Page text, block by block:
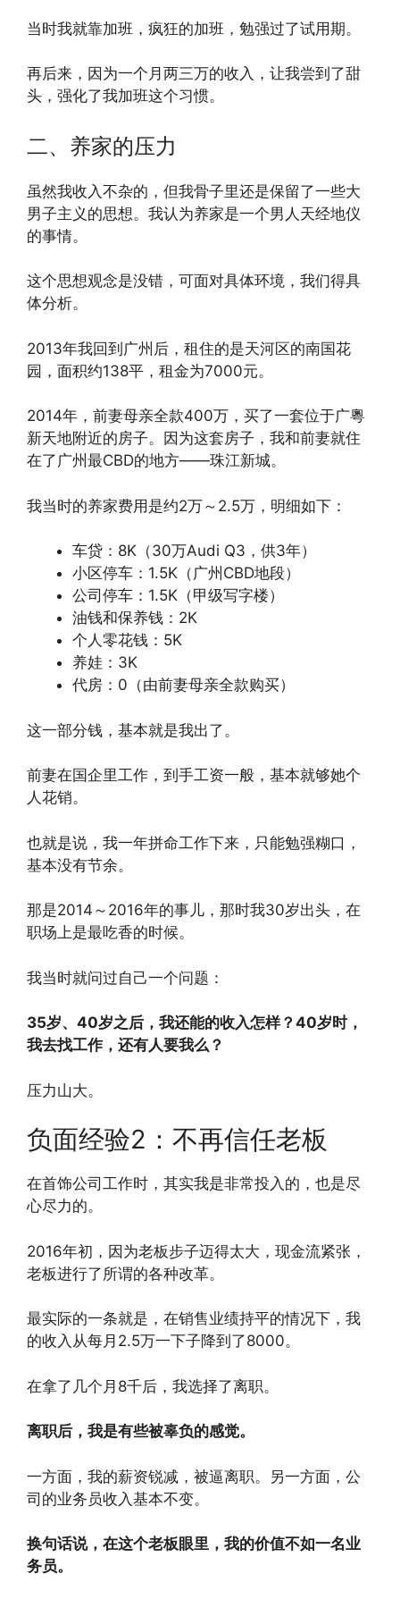
当时我就靠加班，疯狂的加班，勉强过了试用期。
再后来，因为一个月两三万的收入，让我尝到了甜
头，强化了我加班这个习惯。
二、养家的压力
虽然我收入不杂的，但我骨子里还是保留了一些大
男子主义的思想。我认为养家是一个男人天经地仪
的事情。
这个思想观念是没错，可面对具体环境，我们得具
体分析。
2013年我回到广州后，租住的是天河区的南国花
园，面积约138平，租金为7000元。
2014年，前妻母亲全款400万，买了一套位于广粵
新天地附近的房子。因为这套房子，我和前妻就住
在了广州最CBD的地方——珠江新城。
我当时的养家费用是约2万～2.5万，明细如下：
车贷：8K（30万Audi Q3，供3年）
小区停车：1.5K（广州CBD地段）
公司停车：1.5K（甲级写字楼）
油钱和保养钱：2K
个人零花钱：5K
养娃：3K
代房：0（由前妻母亲全款购买）
这一部分钱，基本就是我出了。
前妻在国企里工作，到手工资一般，基本就够她个
人花销。
也就是说，我一年拼命工作下来，只能勉强糊口，
基本没有节余。
那是2014～2016年的事儿，那时我30岁出头，在
职场上是最吃香的时候。
我当时就问过自己一个问题：
35岁、40岁之后，我还能的收入怎样？40岁时，
我去找工作，还有人要我么？
压力山大。
负面经验2：不再信任老板
在首饰公司工作时，其实我是非常投入的，也是尽
心尽力的。
2016年初，因为老板步子迈得太大，现金流紧张，
老板进行了所谓的各种改革。
最实际的一条就是，在销售业绩持平的情况下，我
的收入从每月2.5万一下子降到了8000。
在拿了几个月8千后，我选择了离职。
离职后，我是有些被辜负的感觉。
一方面，我的薪资锐减，被逼离职。另一方面，公
司的业务员收入基本不变。
换句话说，在这个老板眼里，我的价值不如一名业
务员。